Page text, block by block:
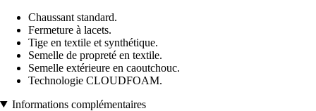
Chaussant standard.
Fermeture à lacets.
Tige en textile et synthétique.
Semelle de propreté en textile.
Semelle extérieure en caoutchouc.
Technologie CLOUDFOAM.
Informations complémentaires